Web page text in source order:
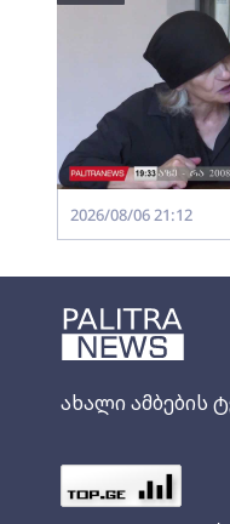
ახალი ამბების
2026/08/06 21:12